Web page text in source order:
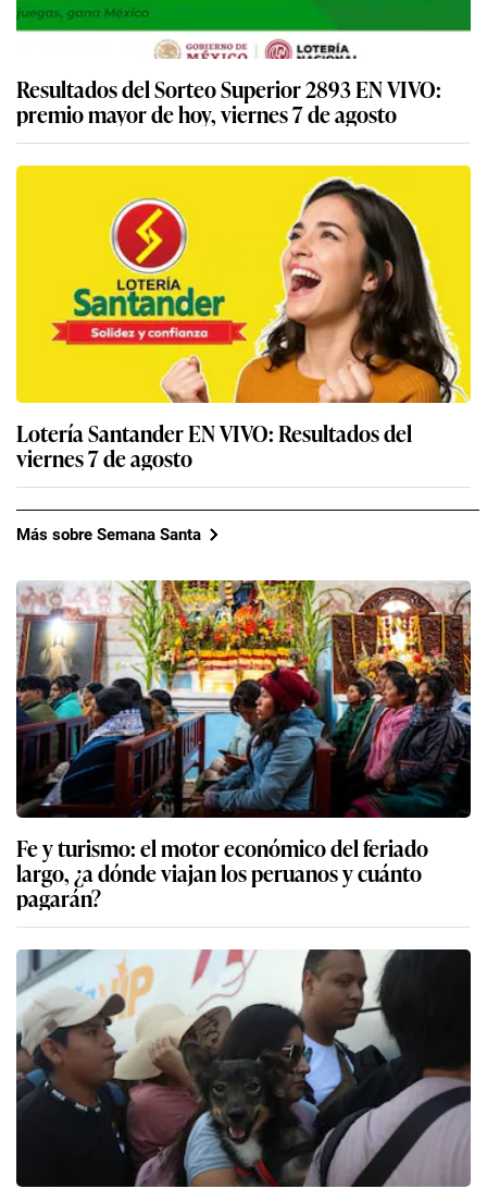
Resultados del Sorteo Superior 2893 EN VIVO:
premio mayor de hoy, viernes 7 de agosto
Lotería Santander EN VIVO: Resultados del
viernes 7 de agosto
Más sobre Semana Santa
Fe y turismo: el motor económico del feriado
largo, ¿a dónde viajan los peruanos y cuánto
pagarán?